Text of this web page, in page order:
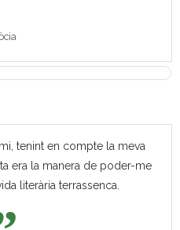
tenint en compte la meva
era la manera de poder-me
literària terrassenca.